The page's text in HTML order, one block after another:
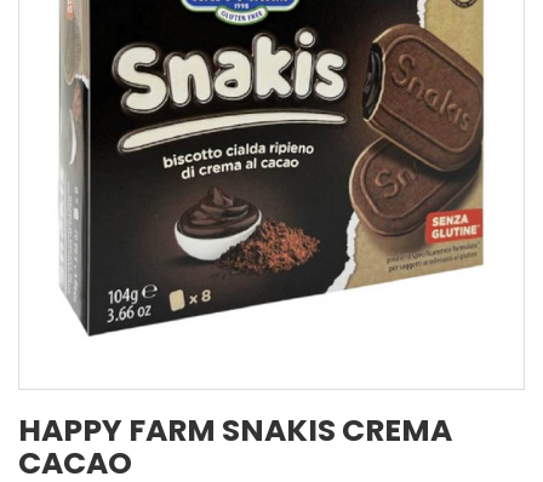
HAPPY FARM SNAKIS CREMA
CACAO